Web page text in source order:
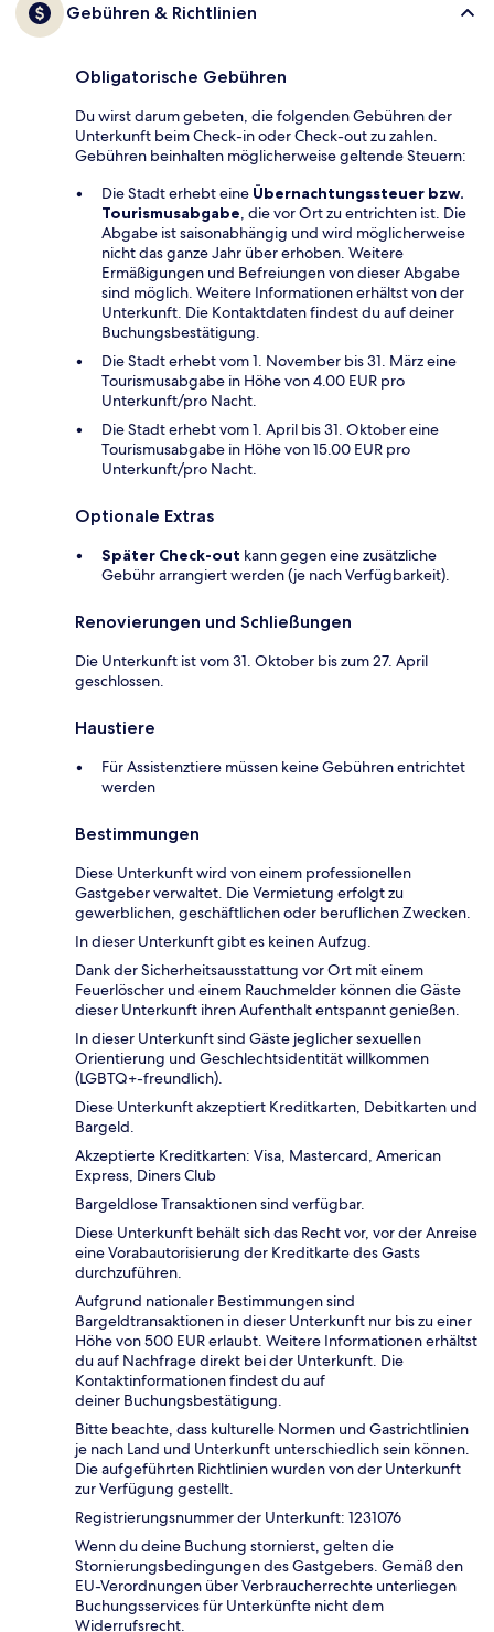
Gebühren & Richtlinien
Obligatorische Gebühren
Du wirst darum gebeten, die folgenden Gebühren der
Unterkunft beim Check-in oder Check-out zu zahlen.
Gebühren beinhalten möglicherweise geltende Steuern:
Die Stadt erhebt eine Übernachtungssteuer bzw.
Tourismusabgabe, die vor Ort zu entrichten ist. Die
Abgabe ist saisonabhängig und wird möglicherweise
nicht das ganze Jahr über erhoben. Weitere
Ermäßigungen und Befreiungen von dieser Abgabe
sind möglich. Weitere Informationen erhältst von der
Unterkunft. Die Kontaktdaten findest du auf deiner
Buchungsbestätigung.
Die Stadt erhebt vom 1. November bis 31. März eine
Tourismusabgabe in Höhe von 4.00 EUR pro
Unterkunft/pro Nacht.
Die Stadt erhebt vom 1. April bis 31. Oktober eine
Tourismusabgabe in Höhe von 15.00 EUR pro
Unterkunft/pro Nacht.
Optionale Extras
Später Check-out kann gegen eine zusätzliche
Gebühr arrangiert werden (je nach Verfügbarkeit).
Renovierungen und Schließungen
Die Unterkunft ist vom 31. Oktober bis zum 27. April
geschlossen.
Haustiere
Für Assistenztiere müssen keine Gebühren entrichtet
werden
Bestimmungen
Diese Unterkunft wird von einem professionellen
Gastgeber verwaltet. Die Vermietung erfolgt zu
gewerblichen, geschäftlichen oder beruflichen Zwecken.
In dieser Unterkunft gibt es keinen Aufzug.
Dank der Sicherheitsausstattung vor Ort mit einem
Feuerlöscher und einem Rauchmelder können die Gäste
dieser Unterkunft ihren Aufenthalt entspannt genießen.
In dieser Unterkunft sind Gäste jeglicher sexuellen
Orientierung und Geschlechtsidentität willkommen
(LGBTQ+-freundlich).
Diese Unterkunft akzeptiert Kreditkarten, Debitkarten und
Bargeld.
Akzeptierte Kreditkarten: Visa, Mastercard, American
Express, Diners Club
Bargeldlose Transaktionen sind verfügbar.
Diese Unterkunft behält sich das Recht vor, vor der Anreise
eine Vorabautorisierung der Kreditkarte des Gasts
durchzuführen.
Aufgrund nationaler Bestimmungen sind
Bargeldtransaktionen in dieser Unterkunft nur bis zu einer
Höhe von 500 EUR erlaubt. Weitere Informationen erhältst
du auf Nachfrage direkt bei der Unterkunft. Die
Kontaktinformationen findest du auf
deiner Buchungsbestätigung.
Bitte beachte, dass kulturelle Normen und Gastrichtlinien
je nach Land und Unterkunft unterschiedlich sein können.
Die aufgeführten Richtlinien wurden von der Unterkunft
zur Verfügung gestellt.
Registrierungsnummer der Unterkunft: 1231076
Wenn du deine Buchung stornierst, gelten die
Stornierungsbedingungen des Gastgebers. Gemäß den
EU-Verordnungen über Verbraucherrechte unterliegen
Buchungsservices für Unterkünfte nicht dem
Widerrufsrecht.